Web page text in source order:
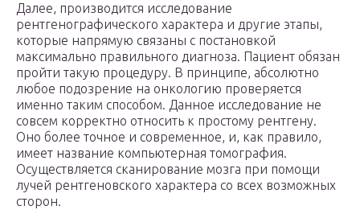
Далее, производится исследование
рентгенографического характера и другие этапы,
которые напрямую связаны с постановкой
максимально правильного диагноза. Пациент обязан
пройти такую процедуру. В принципе, абсолютно
любое подозрение на онкологию проверяется
именно таким способом. Данное исследование не
совсем корректно относить к простому рентгену.
Оно более точное и современное, и, как правило,
имеет название компьютерная томография.
Осуществляется сканирование мозга при помощи
лучей рентгеновского характера со всех возможных
сторон.